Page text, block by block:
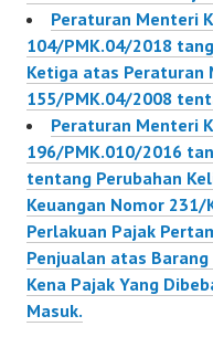
Peraturan Menteri
104/PMK.04/2018
Ketiga atas Peraturan
155/PMK.04/2008
Peraturan Menteri
196/PMK.010/2016
tentang Perubahan
Keuangan Nomor
Perlakuan Pajak
Penjualan atas
Kena Pajak Yang
Masuk.